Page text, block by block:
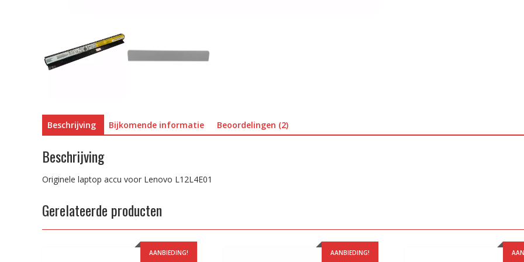
Beschrijving Bijkomende informatie Beoordelingen (2)
Beschrijving
Originele laptop accu voor Lenovo L12L4E01
Gerelateerde producten
AANBIEDING! AANBIEDING!